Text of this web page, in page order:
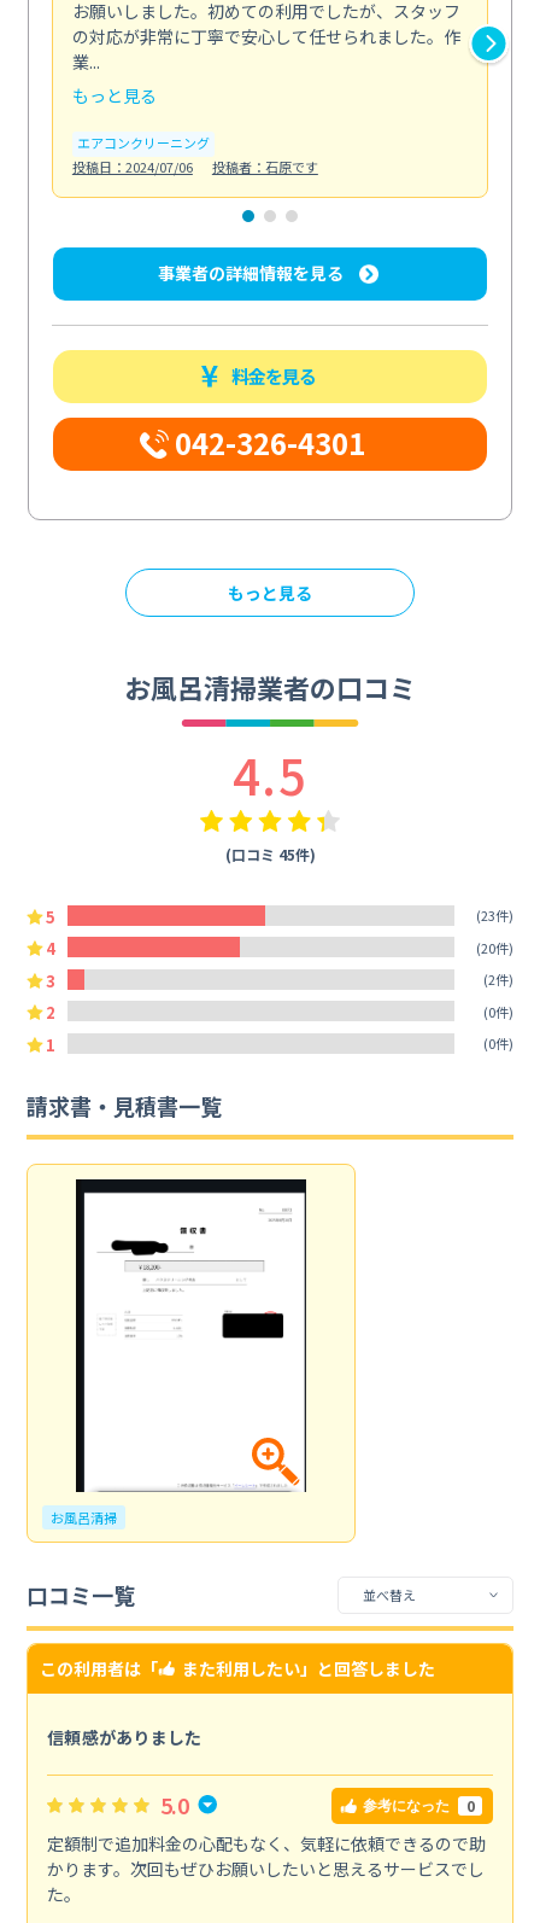
お願いしました。初めての利用でしたが、スタッフ
の対応が非常に丁寧で安心して任せられました。作
業...
もっと見る
エアコンクリーニング
投稿日：2024/07/06
投稿者：石原です
事業者の詳細情報を見る
料金を見る
042-326-4301
もっと見る
お風呂清掃業者の口コミ
4.5
(口コミ 45件)
5 (23件)
4 (20件)
3 (2件)
2 (0件)
1 (0件)
請求書・見積書一覧
お風呂清掃
口コミ一覧
この利用者は「 また利用したい」と回答しました
信頼感がありました
5.0 参考になった 0
定額制で追加料金の心配もなく、気軽に依頼できるので助
かります。次回もぜひお願いしたいと思えるサービスでし
た。